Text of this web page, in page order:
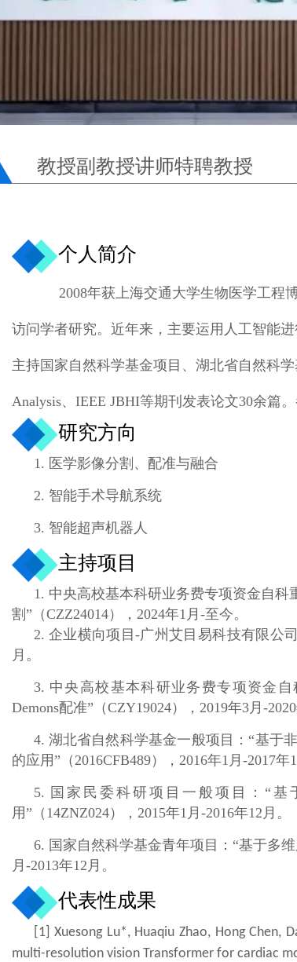
教授副教授讲师特聘教授
个人简介
2008年获上海交通大学生物医学工程
访问学者研究。近年来，主要运用人工智能
主持国家自然科学基金项目、湖北省自然科
Analysis、IEEE JBHI等期刊发表论文30余篇
研究方向
1. 医学影像分割、配准与融合
2. 智能手术导航系统
3. 智能超声机器人
主持项目
1. 中央高校基本科研业务费专项资金自科
割”（CZZ24014），2024年1月-至今。
2. 企业横向项目-广州艾目易科技有限公
月。
3. 中央高校基本科研业务费专项资金
Demons配准”（CZY19024），2019年3月-2020
4. 湖北省自然科学基金一般项目：“基于
的应用”（2016CFB489），2016年1月-2017年
5. 国家民委科研项目一般项目：“
用”（14ZNZ024），2015年1月-2016年12月。
6. 国家自然科学基金青年项目：“基于多
月-2013年12月。
代表性成果
[1] Xuesong Lu*, Huaqiu Zhao, Hong Chen,
multi-resolution vision Transformer for cardiac